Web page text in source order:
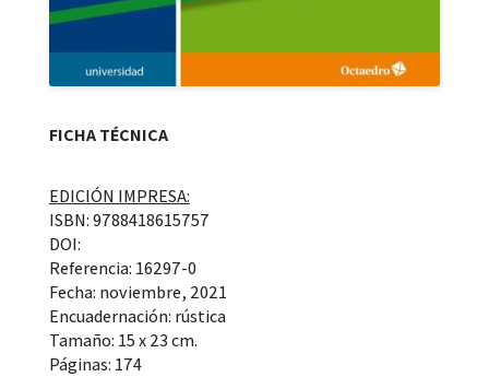
FICHA TÉCNICA
EDICIÓN IMPRESA:
ISBN: 9788418615757
DOI:
Referencia: 16297-0
Fecha: noviembre, 2021
Encuadernación: rústica
Tamaño: 15 x 23 cm.
Páginas: 174